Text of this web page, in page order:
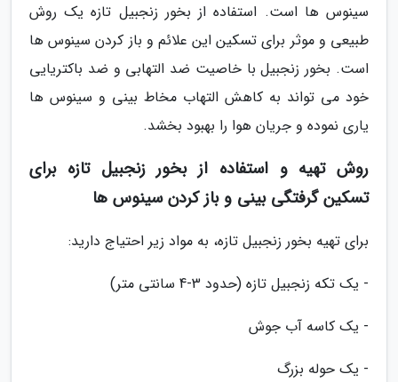
سینوس ها است. استفاده از بخور زنجبیل تازه یک روش
طبیعی و موثر برای تسکین این علائم و باز کردن سینوس ها
است. بخور زنجبیل با خاصیت ضد التهابی و ضد باکتریایی
خود می تواند به کاهش التهاب مخاط بینی و سینوس ها
یاری نموده و جریان هوا را بهبود بخشد.
روش تهیه و استفاده از بخور زنجبیل تازه برای
تسکین گرفتگی بینی و باز کردن سینوس ها
برای تهیه بخور زنجبیل تازه، به مواد زیر احتیاج دارید:
- یک تکه زنجبیل تازه (حدود 3-4 سانتی متر)
- یک کاسه آب جوش
- یک حوله بزرگ